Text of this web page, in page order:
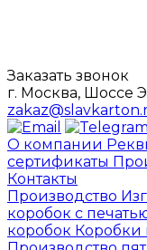
Заказать звонок
г. Москва, Шоссе
О компании
сертификаты
Контакты
Производство
коробок с
коробок Коробки